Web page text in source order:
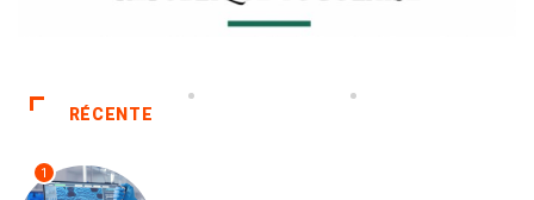
RÉCENTE
1